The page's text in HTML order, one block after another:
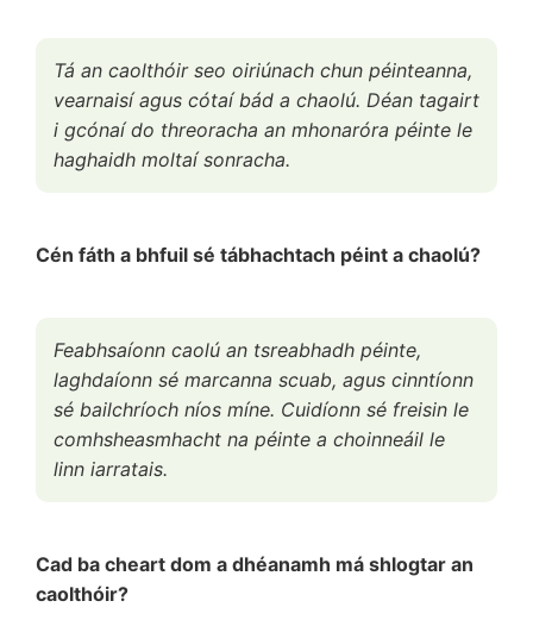
Tá an caolthóir seo oiriúnach chun péinteanna,
vearnaisí agus cótaí bád a chaolú. Déan tagairt
i gcónaí do threoracha an mhonaróra péinte le
haghaidh moltaí sonracha.
Cén fáth a bhfuil sé tábhachtach péint a chaolú?
Feabhsaíonn caolú an tsreabhadh péinte,
laghdaíonn sé marcanna scuab, agus cinntíonn
sé bailchríoch níos míne. Cuidíonn sé freisin le
comhsheasmhacht na péinte a choinneáil le
linn iarratais.
Cad ba cheart dom a dhéanamh má shlogtar an
caolthóir?